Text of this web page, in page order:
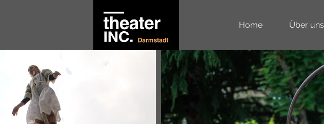
Home Über uns